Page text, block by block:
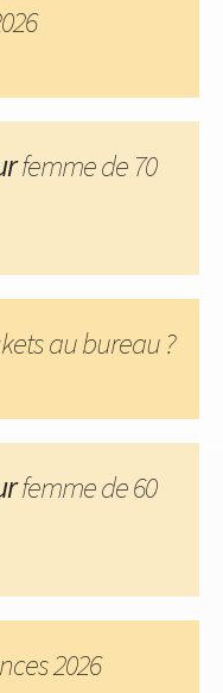
femme de 70
au bureau ?
femme de 60
2026